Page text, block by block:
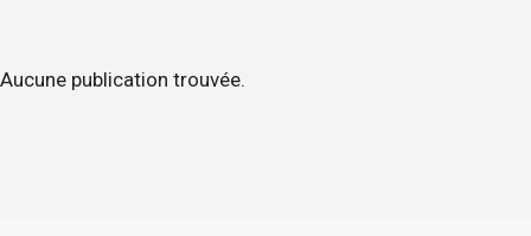
Aucune publication trouvée.